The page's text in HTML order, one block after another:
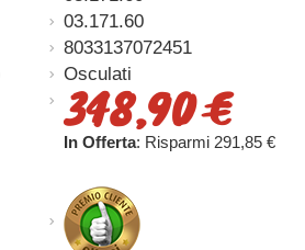
03.171.60
8033137072451
Osculati
348,90 €
In Offerta: Risparmi 291,85 €